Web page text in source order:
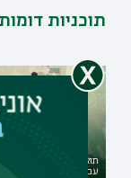
תוכניות דומות
תואר ראשון בספרות עם
עם ערבית - דו-חוגי